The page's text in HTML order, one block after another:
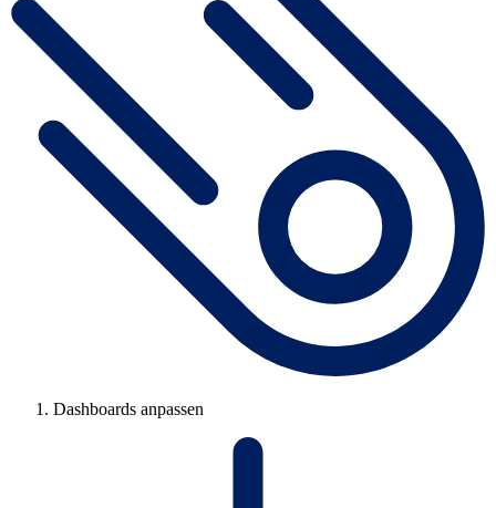
Dashboards anpassen